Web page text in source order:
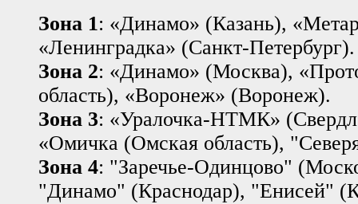
Зона 1: «Динамо» (Казань),
«Ленинградка» (Санкт-Петербург).
Зона 2: «Динамо» (Москва),
область), «Воронеж» (Воронеж).
Зона 3: «Уралочка-НТМК»
«Омичка (Омская область),
Зона 4: "Заречье-Одинцово"
"Динамо" (Краснодар), "Енисей"